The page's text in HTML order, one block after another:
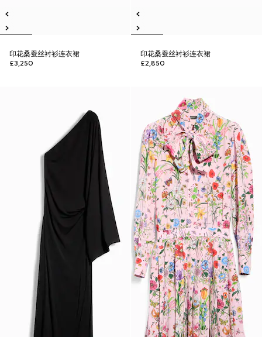
印花桑蚕丝衬衫连衣裙
£3,250
印花桑蚕丝衬衫连衣裙
£2,850